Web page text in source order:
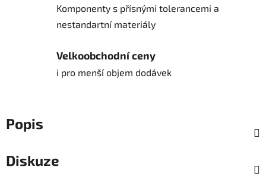
Komponenty s přísnými tolerancemi a
nestandartní materiály
Velkoobchodní ceny
i pro menší objem dodávek
Popis
Diskuze